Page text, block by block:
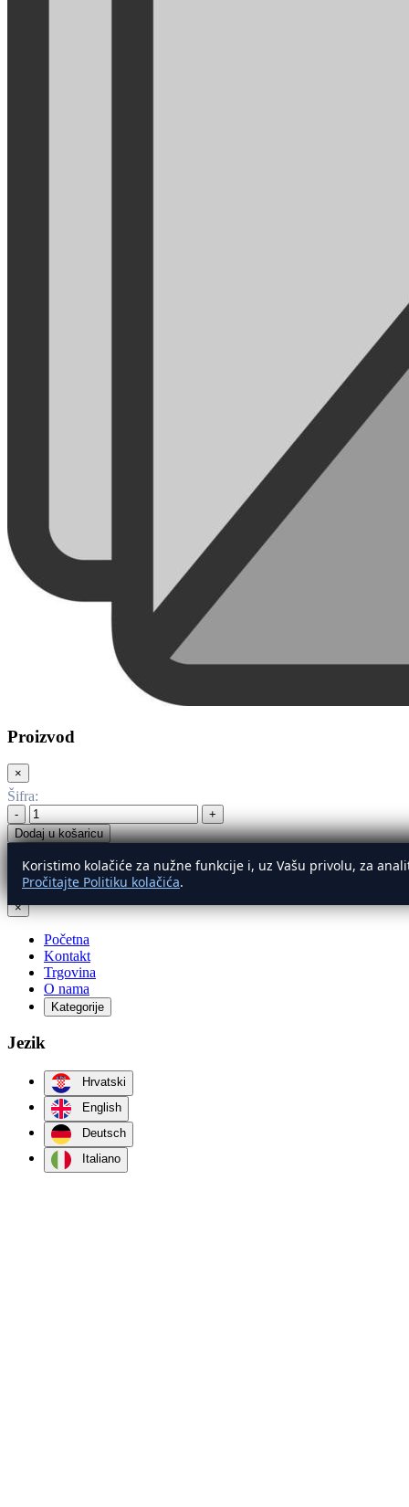
Proizvod
×
Šifra:
-
+
Dodaj u košaricu
Koristimo kolačiće za nužne funkcije i, uz Vašu privolu, za
Pročitajte Politiku kolačića.
Izbornik
×
Početna
Kontakt
Trgovina
O nama
Kategorije
Jezik
Hrvatski
English
Deutsch
Italiano